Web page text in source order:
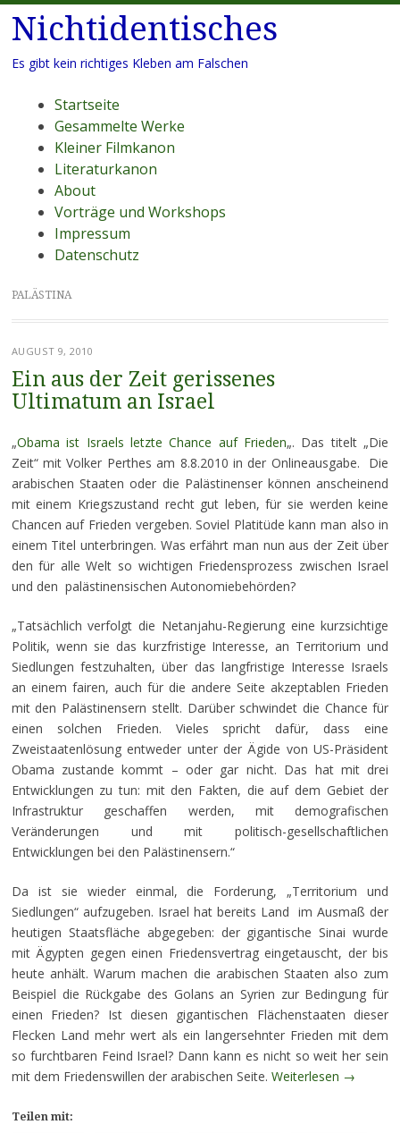
Nichtidentisches
Es gibt kein richtiges Kleben am Falschen
Menü
Zum
Inhalt
springen
Startseite
Gesammelte Werke
Kleiner Filmkanon
Literaturkanon
About
Vorträge und Workshops
Impressum
Datenschutz
PALÄSTINA
AUGUST 9, 2010
Ein aus der Zeit gerissenes
Ultimatum an Israel
„Obama ist Israels letzte Chance auf Frieden„. Das titelt „Die
Zeit“ mit Volker Perthes am 8.8.2010 in der Onlineausgabe. Die
arabischen Staaten oder die Palästinenser können anscheinend
mit einem Kriegszustand recht gut leben, für sie werden keine
Chancen auf Frieden vergeben. Soviel Platitüde kann man also in
einem Titel unterbringen. Was erfährt man nun aus der Zeit über
den für alle Welt so wichtigen Friedensprozess zwischen Israel
und den palästinensischen Autonomiebehörden?
„Tatsächlich verfolgt die Netanjahu-Regierung eine kurzsichtige
Politik, wenn sie das kurzfristige Interesse, an Territorium und
Siedlungen festzuhalten, über das langfristige Interesse Israels
an einem fairen, auch für die andere Seite akzeptablen Frieden
mit den Palästinensern stellt. Darüber schwindet die Chance für
einen solchen Frieden. Vieles spricht dafür, dass eine
Zweistaatenlösung entweder unter der Ägide von US-Präsident
Obama zustande kommt – oder gar nicht. Das hat mit drei
Entwicklungen zu tun: mit den Fakten, die auf dem Gebiet der
Infrastruktur geschaffen werden, mit demografischen
Veränderungen und mit politisch-gesellschaftlichen
Entwicklungen bei den Palästinensern.“
Da ist sie wieder einmal, die Forderung, „Territorium und
Siedlungen“ aufzugeben. Israel hat bereits Land im Ausmaß der
heutigen Staatsfläche abgegeben: der gigantische Sinai wurde
mit Ägypten gegen einen Friedensvertrag eingetauscht, der bis
heute anhält. Warum machen die arabischen Staaten also zum
Beispiel die Rückgabe des Golans an Syrien zur Bedingung für
einen Frieden? Ist diesen gigantischen Flächenstaaten dieser
Flecken Land mehr wert als ein langersehnter Frieden mit dem
so furchtbaren Feind Israel? Dann kann es nicht so weit her sein
mit dem Friedenswillen der arabischen Seite. Weiterlesen →
Teilen mit: